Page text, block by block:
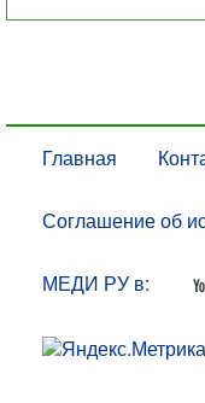
Главная
Соглашение об
МЕДИ РУ в: